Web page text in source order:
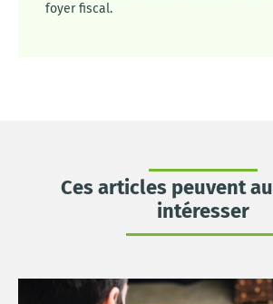
foyer fiscal.
Ces articles peuvent
intéresser